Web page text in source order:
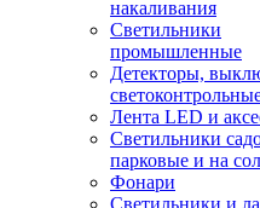
накаливания
Светильники
промышленные
Детекторы,
Лента LED и
Светильники
парковые и на
Фонари